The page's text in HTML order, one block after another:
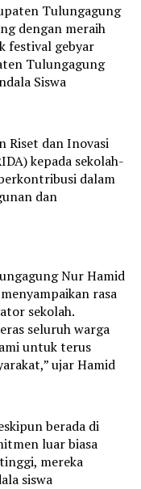
Tulungagung
dengan meraih
festival gebyar
Tulungagung
Siswa
Riset dan Inovasi
kepada sekolah-
dalam
dan
Nur Hamid
rasa
sekolah.
seluruh warga
untuk terus
ujar Hamid
berada di
luar biasa
mereka
siswa